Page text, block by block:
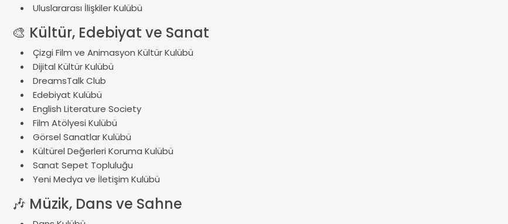
Uluslararası İlişkiler Kulübü
🎨 Kültür, Edebiyat ve Sanat
Çizgi Film ve Animasyon Kültür Kulübü
Dijital Kültür Kulübü
DreamsTalk Club
Edebiyat Kulübü
English Literature Society
Film Atölyesi Kulübü
Görsel Sanatlar Kulübü
Kültürel Değerleri Koruma Kulübü
Sanat Sepet Topluluğu
Yeni Medya ve İletişim Kulübü
🎶 Müzik, Dans ve Sahne